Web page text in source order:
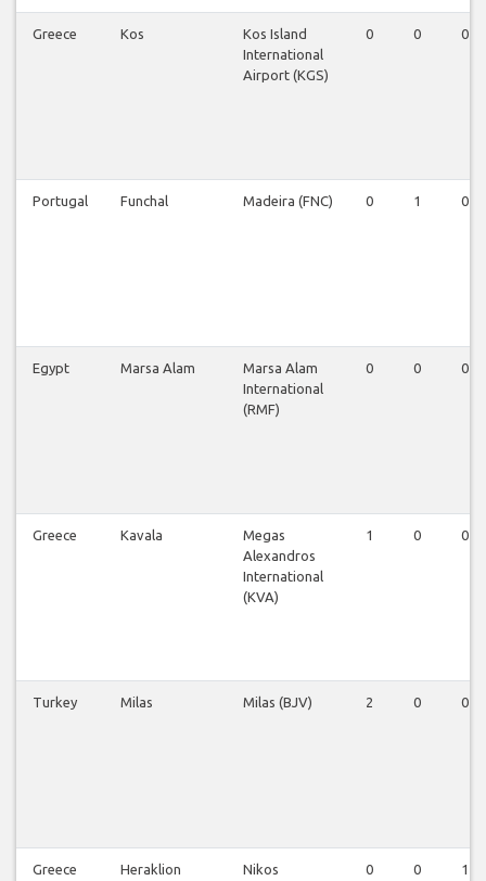
Greece Kos
Kos Island
International
Airport (KGS)
0 0 0
Portugal Funchal Madeira (FNC) 0 1 0
Egypt Marsa Alam
Marsa Alam
International
(RMF)
0 0 0
Greece Kavala
Megas
Alexandros
International
(KVA)
1 0 0
Turkey Milas Milas (BJV) 2 0 0
Greece Heraklion
Nikos
0 0 1